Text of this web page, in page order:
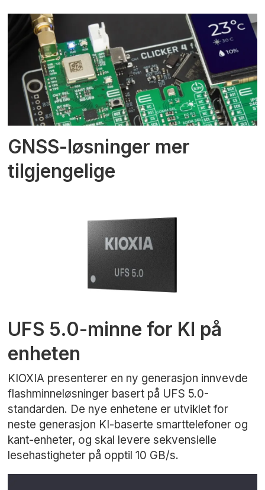
GNSS-løsninger mer
tilgjengelige
UFS 5.0-minne for KI på
enheten
KIOXIA presenterer en ny generasjon innvevde
flashminneløsninger basert på UFS 5.0-
standarden. De nye enhetene er utviklet for
neste generasjon KI-baserte smarttelefoner og
kant-enheter, og skal levere sekvensielle
lesehastigheter på opptil 10 GB/s.